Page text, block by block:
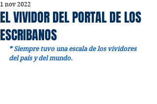
EL VIVIDOR DEL PORTAL DE LOS
ESCRIBANOS
1 nov 2022
* Siempre tuvo una escala de los vividores
del país y del mundo.